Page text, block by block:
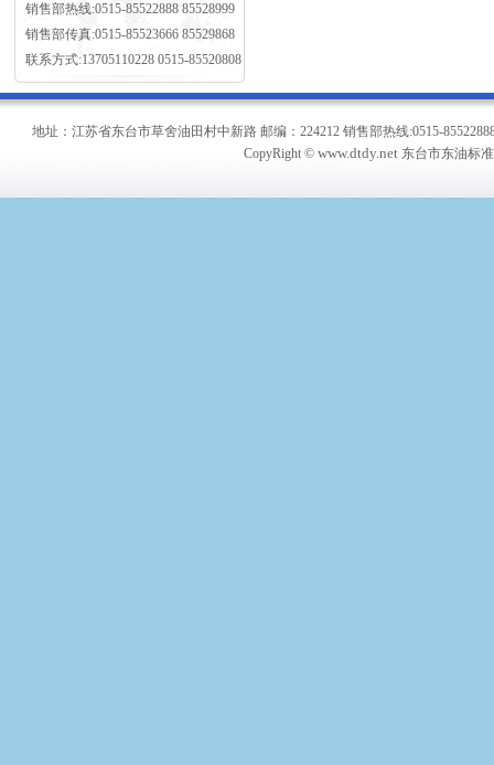
销售部热线:0515-85522888 85528999
销售部传真:0515-85523666 85529868
联系方式:13705110228 0515-85520808
地址：江苏省东台市草舍油田村中新路 邮编：224212 销售部热线:0515-
CopyRight ©www.dtdy.net 东台市东油标